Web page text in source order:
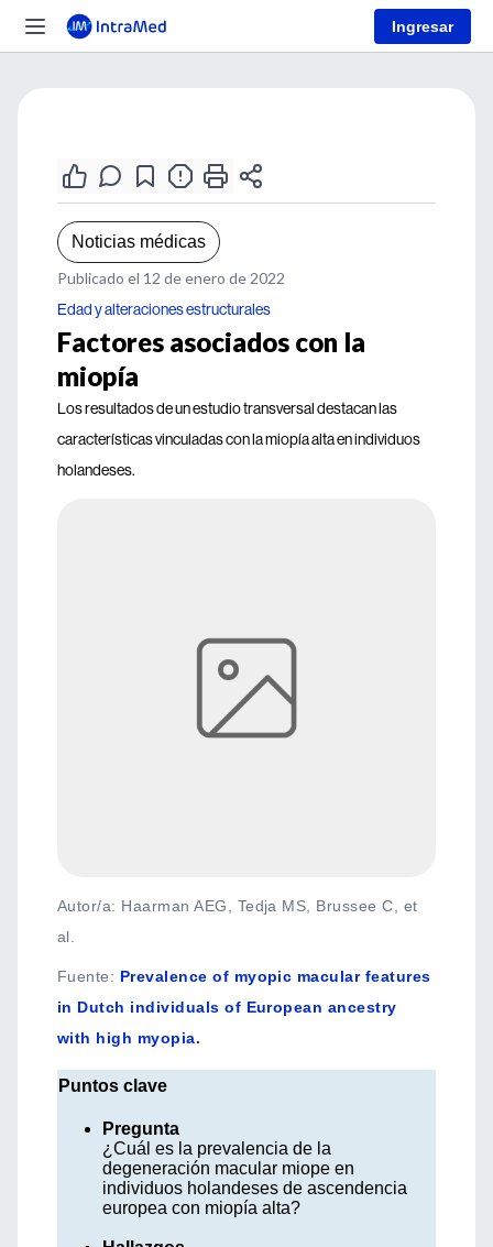
Ingresar
Noticias médicas
Publicado el 12 de enero de 2022
Edad y alteraciones estructurales
Factores asociados con la
miopía
Los resultados de un estudio transversal destacan las
características vinculadas con la miopía alta en individuos
holandeses.
Autor/a: Haarman AEG, Tedja MS, Brussee C, et
al.
Fuente: Prevalence of myopic macular features
in Dutch individuals of European ancestry
with high myopia.
Puntos clave
Pregunta
¿Cuál es la prevalencia de la
degeneración macular miope en
individuos holandeses de ascendencia
europea con miopía alta?